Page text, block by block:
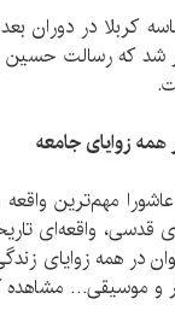
کربلا در دوران
شد که رسالت حسین
همه زوایای جامعه
عاشورا مهم‌ترین
قدسی، واقعه‌ای
در همه‌ زوایای
و موسیقی… مشاهده